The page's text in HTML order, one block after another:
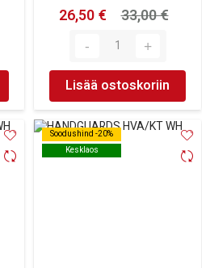
26,50 €
33,00 €
Lisää ostoskoriin
Soodushind -20%
Kesklaos
Soodushind -20%
Kesklaos